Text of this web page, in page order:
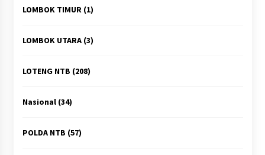
LOMBOK TIMUR(1)
LOMBOK UTARA(3)
LOTENG NTB (208)
Nasional(34)
POLDA NTB (57)